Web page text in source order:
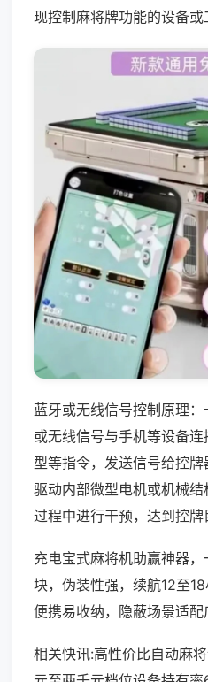
现控制麻将牌功能的设备或
蓝牙或无线信号控制原理
或无线信号与手机等设备
型等指令，发送信号给控
驱动内部微型电机或机械
过程中进行干预，达到控牌
充电宝式麻将机助赢神器
块，伪装性强，续航12至18
便携易收纳，隐蔽场景适配
相关快讯:高性价比自动麻